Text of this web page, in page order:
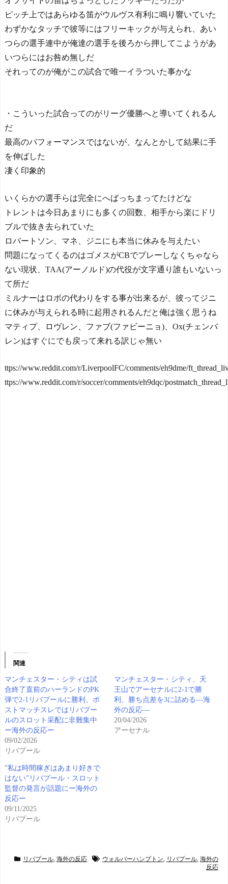
ピッチ上ではあらゆる笛がウルヴス有利に鳴り響いていた
わずかなタッチで彼等にはフリーキックが与えられ、あい
つらの選手連中が俺達の選手を後ろから押してこようがあ
いつらにはお咎め無しだ
それってのが俺がこの試合で唯一イラついた事かな
・こういった試合ってのがリーグ優勝へと導いてくれるん
だ
最高のパフォーマンスではないが、なんとかして結果に手
を伸ばした
凄く印象的
いくらかの選手らは完全にへばっちまってたけどな
トレントは今日あまりにも多くの回数、相手から楽にドリ
ブルで抜き去られていた
ロバートソン、マネ、ジニにも本当に休みを与えたい
問題になってくるのはゴメスがCBでプレーしなくちゃなら
ない現状、TAA(アーノルド)の代役が文字通り誰もいないっ
て所だ
ミルナーはロボの代わりをする事が出来るが、彼ってジニ
に休みが与えられる時に起用されるんだと俺は強く思うね
マティプ、ロヴレン、ファブ(ファビーニョ)、Ox(チェンバ
レン)はすぐにでも戻って来れる訳じゃ無い
ttps://www.reddit.com/r/LiverpoolFC/comments/eh9dme/
ttps://www.reddit.com/r/soccer/comments/eh9dqc/
関連
マンチェスター・シティは試
合終了直前のハーランドのPK
弾で2-1リバプールに勝利、ポ
ストマッチスレではリバプー
ルのスロット采配に非難集中
ー海外の反応ー
09/02/2026
リバプール
マンチェスター・シティ、天
王山でアーセナルに2-1で勝
利、勝ち点差を3に詰める―海
外の反応―
20/04/2026
アーセナル
”私は時間稼ぎはあまり好きで
はない”リバプール・スロット
監督の発言が話題にー海外の
反応ー
09/11/2025
リバプール
リバプール 海外の反応 ウォルバーハンプトン リバプール 海外の
反応